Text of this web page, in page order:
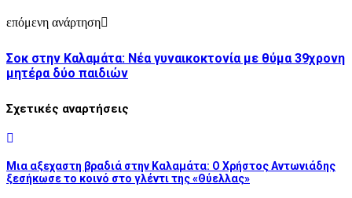
επόμενη ανάρτηση
Σοκ στην Καλαμάτα: Νέα γυναικοκτονία με θύμα 39χρονη
μητέρα δύο παιδιών
Σχετικές αναρτήσεις
Μια αξεχαστη βραδιά στην Καλαμάτα: Ο Χρήστος Αντωνιάδης
ξεσήκωσε το κοινό στο γλέντι της «Θύελλας»